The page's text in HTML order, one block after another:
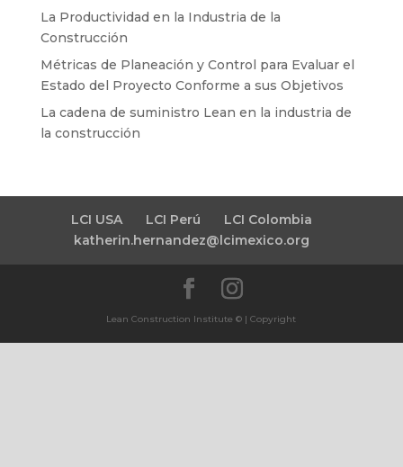
La Productividad en la Industria de la
Construcción
Métricas de Planeación y Control para Evaluar el
Estado del Proyecto Conforme a sus Objetivos
La cadena de suministro Lean en la industria de
la construcción
LCI USA LCI Perú
LCI Colombia
katherin.hernandez@lcimexico.org
Lean Construction Institute © | Copyright